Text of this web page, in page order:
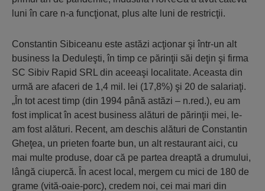
luni în care n-a funcţionat, plus alte luni de restricţii.
Constantin Sibiceanu este astăzi acţionar şi într-un alt
business la Deduleşti, în timp ce părinţii săi deţin şi firma
SC Sibiv Rapid SRL din aceeaşi localitate. Aceasta din
urmă are afaceri de 1,4 mil. lei (17,8%) şi 20 de salariaţi.
„În tot acest timp (din 1994 până astăzi – n.red.), eu am
fost implicat în acest business alături de părinţii mei, le-
am fost alături. Recent, am deschis alături de Constantin
Gheţea, un prieten foarte bun, un alt restaurant aici, cu
mai multe produse, doar că pe partea dreaptă a drumului,
lângă ciupercă. În acest local, mergem cu mici de 180 de
grame (vită-oaie-porc), credem noi, cei mai mari din